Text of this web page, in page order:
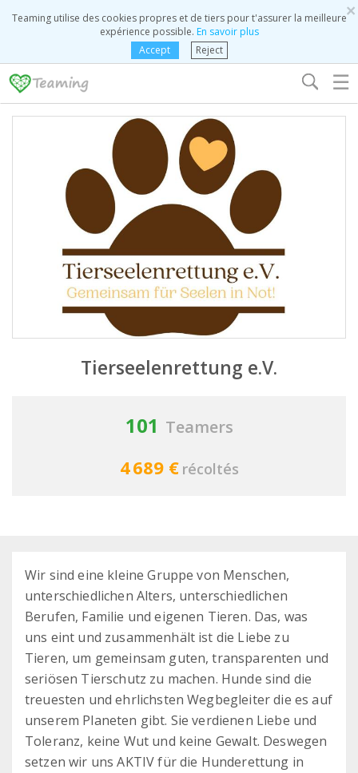
×
Teaming utilise des cookies propres et de tiers pour t'assurer la meilleure
expérience possible. En savoir plus
Accept
Reject
☰
Tierseelenrettung e.V.
101 Teamers
4 689 € récoltés
Wir sind eine kleine Gruppe von Menschen,
unterschiedlichen Alters, unterschiedlichen
Berufen, Familie und eigenen Tieren. Das, was
uns eint und zusammenhält ist die Liebe zu
Tieren, um gemeinsam guten, transparenten und
seriösen Tierschutz zu machen. Hunde sind die
treuesten und ehrlichsten Wegbegleiter die es auf
unserem Planeten gibt. Sie verdienen Liebe und
Toleranz, keine Wut und keine Gewalt. Deswegen
setzen wir uns AKTIV für die Hunderettung in